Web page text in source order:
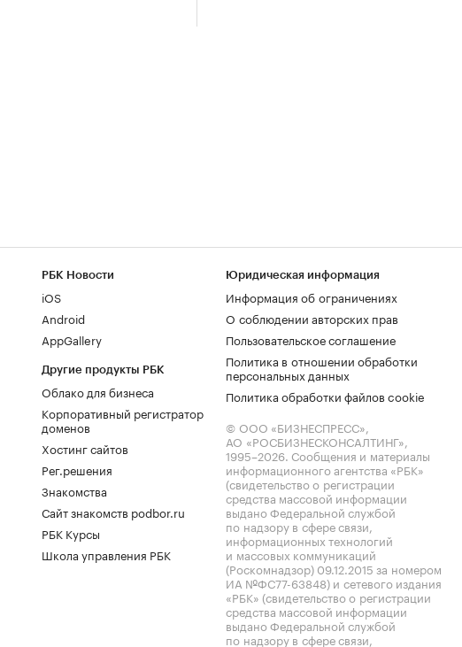
РБК Новости
iOS
Android
AppGallery
Другие продукты РБК
Облако для бизнеса
Корпоративный регистратор
доменов
Хостинг сайтов
Рег.решения
Знакомства
Сайт знакомств podbor.ru
РБК Курсы
Школа управления РБК
Юридическая информация
Информация об ограничениях
О соблюдении авторских прав
Пользовательское соглашение
Политика в отношении обработки
персональных данных
Политика обработки файлов cookie
© ООО «БИЗНЕСПРЕСС»,
АО «РОСБИЗНЕСКОНСАЛТИНГ»,
1995–2026. Сообщения и материалы
информационного агентства «РБК»
(свидетельство о регистрации
средства массовой информации
выдано Федеральной службой
по надзору в сфере связи,
информационных технологий
и массовых коммуникаций
(Роскомнадзор) 09.12.2015 за номером
ИА №ФС77-63848) и сетевого издания
«РБК» (свидетельство о регистрации
средства массовой информации
выдано Федеральной службой
по надзору в сфере связи,